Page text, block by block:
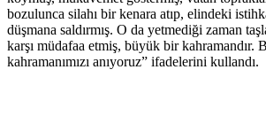
bozulunca silahı bir kenara atıp, elindeki
düşmana saldırmış. O da yetmediği zaman
karşı müdafaa etmiş, büyük bir kahramandır.
kahramanımızı anıyoruz” ifadelerini kullandı.